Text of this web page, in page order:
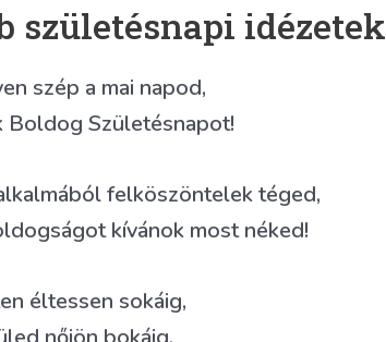
születésnapi idézetek
szép a mai napod,
Boldog Születésnapot!
felköszöntelek téged,
kívánok most néked!
éltessen sokáig,